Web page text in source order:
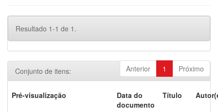
Resultado 1-1 de 1.
Anterior 1 Próximo
Conjunto de itens:
Pré-visualização
Data do
documento
Título